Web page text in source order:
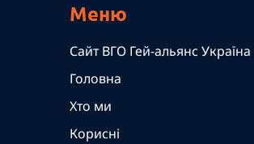
Меню
Сайт ВГО Гей-альянс Україна
Головна
Хто ми
Корисні